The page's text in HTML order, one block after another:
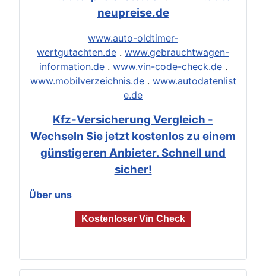
neupreise.de
www.auto-oldtimer-
wertgutachten.de . www.gebrauchtwagen-
information.de. www.vin-code-check.de.
www.mobilverzeichnis.de. www.autodatenlist
e.de
Kfz-Versicherung Vergleich -
Wechseln Sie jetzt kostenlos zu einem
günstigeren Anbieter. Schnell und
sicher!
Über uns
Kostenloser Vin Check